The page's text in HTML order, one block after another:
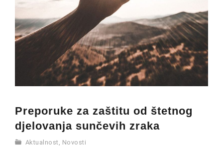
Preporuke za zaštitu od štetnog
djelovanja sunčevih zraka
Aktualnost Novosti